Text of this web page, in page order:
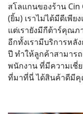
สโลแกนของร้าน Cin
(ยิ้ม) เราไม่ได้มีดีเพี
แต่เรายังมีกีต้าร์คุณ
อีกทั้งเรามีบริการหลั
ปี ทำให้ลูกค้าสามาร
พนักงาน ที่มีความเชี่
ที่มาที่นี่ ได้สินค้าดีมี